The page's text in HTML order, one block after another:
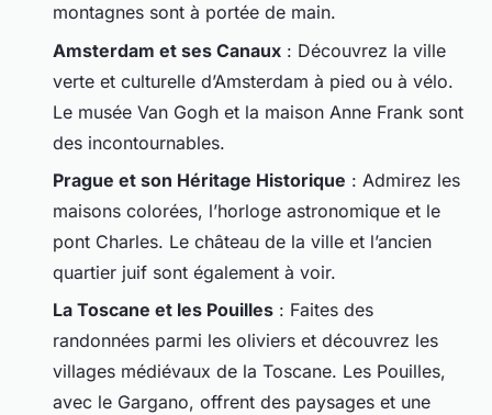
montagnes sont à portée de main.
Amsterdam et ses Canaux : Découvrez la ville
verte et culturelle d’Amsterdam à pied ou à vélo.
Le musée Van Gogh et la maison Anne Frank sont
des incontournables.
Prague et son Héritage Historique : Admirez les
maisons colorées, l’horloge astronomique et le
pont Charles. Le château de la ville et l’ancien
quartier juif sont également à voir.
La Toscane et les Pouilles : Faites des
randonnées parmi les oliviers et découvrez les
villages médiévaux de la Toscane. Les Pouilles,
avec le Gargano, offrent des paysages et une